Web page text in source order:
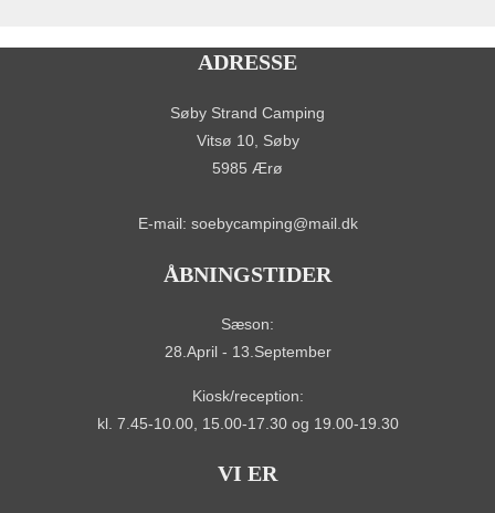
ADRESSE
Søby Strand Camping
Vitsø 10, Søby
5985 Ærø
E-mail: soebycamping@mail.dk
ÅBNINGSTIDER
Sæson:
28.April - 13.September
Kiosk/reception:
kl. 7.45-10.00, 15.00-17.30 og 19.00-19.30
VI ER